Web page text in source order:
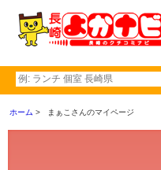
ホーム まぁこさんのマイページ